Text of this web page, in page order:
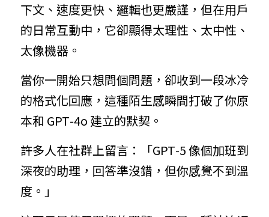
下文、速度更快、邏輯也更嚴謹，但在用戶
的日常互動中，它卻顯得太理性、太中性、
太像機器。
當你一開始只想問個問題，卻收到一段冰冷
的格式化回應，這種陌生感瞬間打破了你原
本和 GPT‑4o 建立的默契。
許多人在社群上留言：「GPT‑5 像個加班到
深夜的助理，回答準沒錯，但你感覺不到溫
度。」